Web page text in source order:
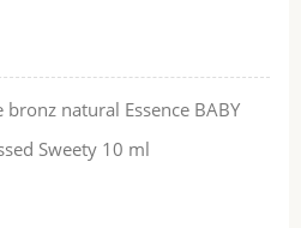
natural Essence BABY
Sweety 10 ml